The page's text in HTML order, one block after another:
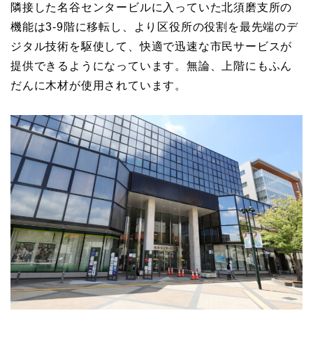
隣接した名谷センタービルに入っていた北須磨支所の
機能は3-9階に移転し、より区役所の役割を最先端のデ
ジタル技術を駆使して、快適で迅速な市民サービスが
提供できるようになっています。無論、上階にもふん
だんに木材が使用されています。